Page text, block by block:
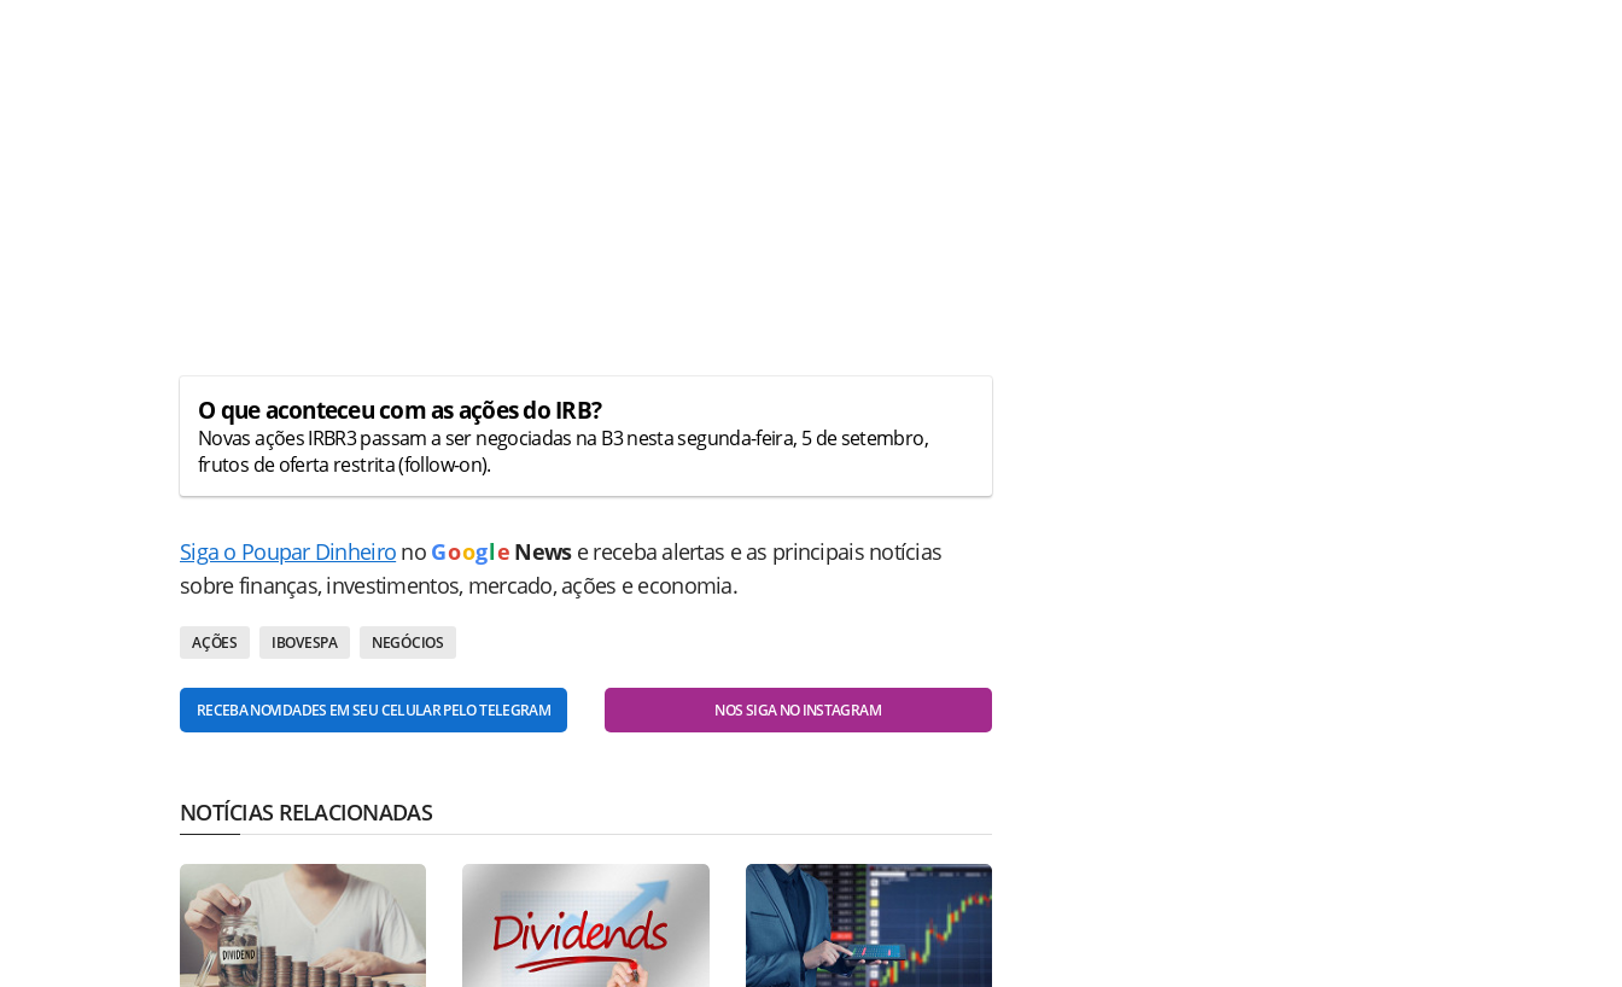
O que aconteceu com as ações do IRB?
Novas ações IRBR3 passam a ser negociadas na B3 nesta segunda-feira, 5 de setembro,
frutos de oferta restrita (follow-on).
Siga o Poupar Dinheiro no Goog le News e receba alertas e as principais notícias
sobre finanças, investimentos, mercado, ações e economia.
AÇÕES IBOVESPA NEGÓCIOS
RECEBA NOVIDADES EM SEU CELULAR PELO TELEGRAM NOS SIGA NO INSTAGRAM
NOTÍCIAS RELACIONADAS